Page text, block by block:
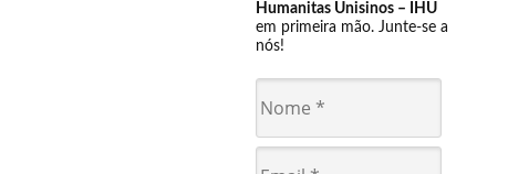
Humanitas Unisinos – IHU
em primeira mão. Junte-se a
nós!